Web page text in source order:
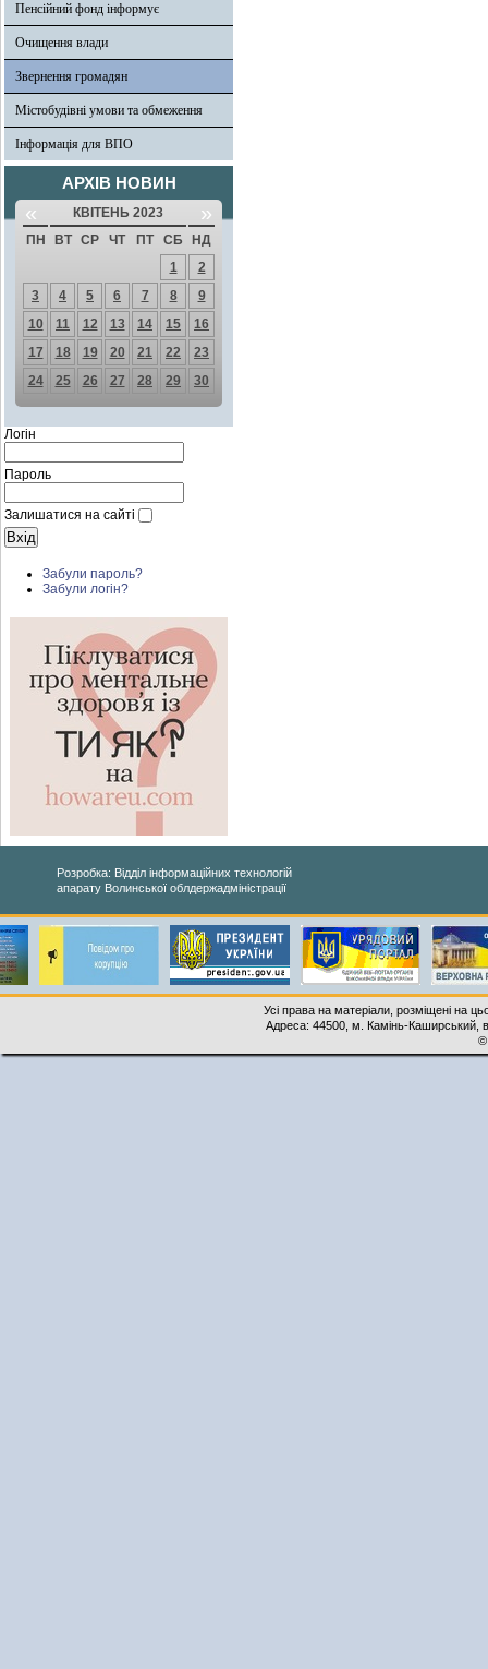
Пенсійний фонд інформує
Очищення влади
Звернення громадян
Містобудівні умови та обмеження
Інформація для ВПО
АРХІВ НОВИН
« КВІТЕНЬ 2023 »
ПН ВТ СР ЧТ ПТ СБ
НД
1
2
3
4 5 6 7 8
9
10
11 12 13 14 15
16
17
18 19 20 21 22
23
24
25 26 27 28 29 30
Логін
Пароль
Залишатися на сайті
Забули пароль?
Забули логін?
Розробка: Відділ інформаційних технологій
апарату Волинської облдержадміністрації
Усі права на матеріали, розміщені на
Адреса: 44500, м. Камінь-Каширський,
©